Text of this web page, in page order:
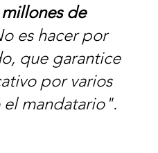
millones de
es hacer por
que garantice
por varios
el mandatario".